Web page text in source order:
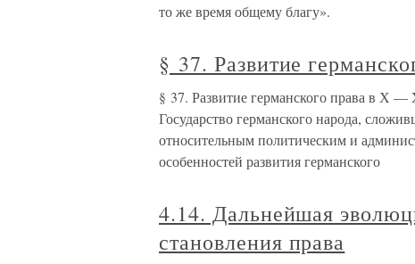
то же время общему благу».
§ 37. Развитие
§ 37. Развитие германского права в Х
Государство германского народа,
относительным политическим и
особенностей развития германского
4.14. Дальнейшая
становления права